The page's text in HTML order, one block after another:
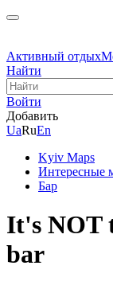
Активный отдых
Найти
Войти
Добавить
UaRuEn
Kyiv Maps
Интересные
Бар
It's NOT
bar